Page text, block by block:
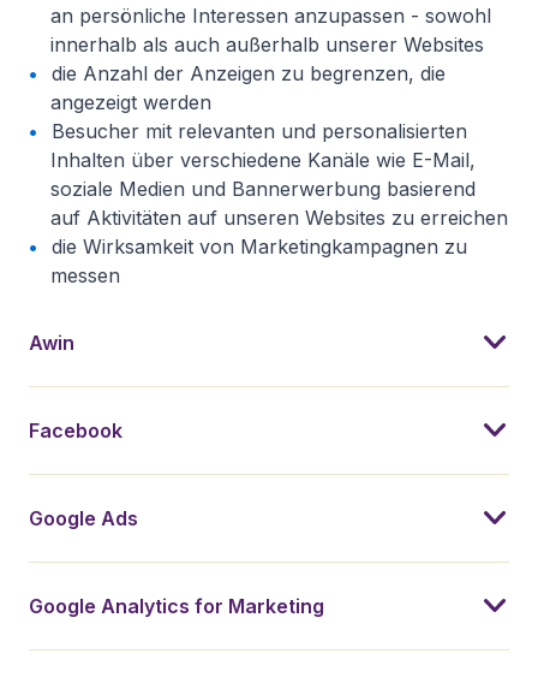
an persönliche Interessen anzupassen - sowohl
innerhalb als auch außerhalb unserer Websites
die Anzahl der Anzeigen zu begrenzen, die
angezeigt werden
Besucher mit relevanten und personalisierten
Inhalten über verschiedene Kanäle wie E-Mail,
soziale Medien und Bannerwerbung basierend
auf Aktivitäten auf unseren Websites zu erreichen
die Wirksamkeit von Marketingkampagnen zu
messen
Awin
Awin ist ein Affiliate-Netzwerk, das eine Tracking- und
Facebook
Dies ist eine Tracking-Technologie von Facebook. Sie wird
Google Ads
Wir verwenden Google Ads, um personalisierte Werbung auf
Google Analytics for Marketing
Wir zeigen Werbung auf Drittanbieter-Websites und Apps und
Google Data Studio ist ein Webanalyse-Tool, das Einblicke in
Wir verwenden die Google Marketing Platform, um
Tracking-Technologie zur Messung der Kampagnenleistung
Tracking-Technologie zur Ausspielung von Werbung,
Tracking-Technologie zur Ausspielung von Werbung,
Budgetair gehört zu Trip.com. Trip.com verwendet Cookies
Tracking-Technologie zur Ausspielung von Werbung,